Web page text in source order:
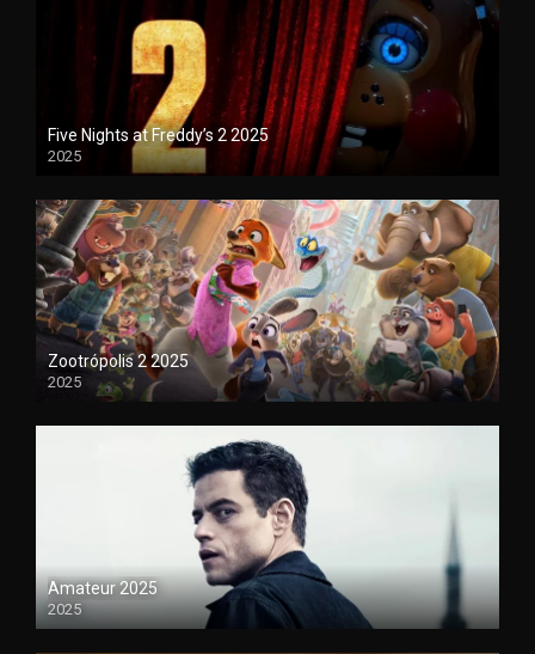
Five Nights at Freddy’s 2 2025
2025
1080P
Zootrópolis 2 2025
2025
1080P
Amateur 2025
2025
HDCAM